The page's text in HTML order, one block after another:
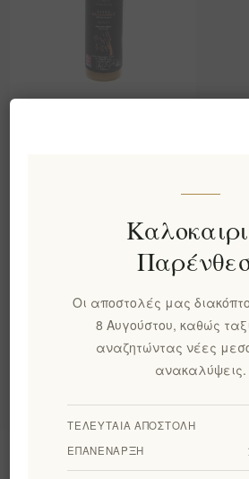
Κατηγορίες
Δημοφιλεις ετικετες
ισοδυναμεί με €25,00 ανά 1
Οι αποστολές μας
8 Αυγούστου, καθώς
αναζητώντας νέες
ανακαλύψεις.
ΤΕΛΕΥΤΑΊΑ ΑΠΟΣΤΟΛΉ
ΕΠΑΝΈΝΑΡΞΗ